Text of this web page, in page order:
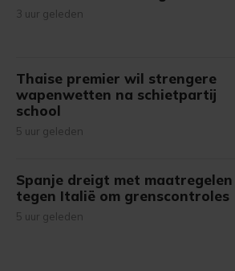
3 uur geleden
Thaise premier wil strengere
wapenwetten na schietpartij
school
5 uur geleden
Spanje dreigt met maatregelen
tegen Italië om grenscontroles
5 uur geleden